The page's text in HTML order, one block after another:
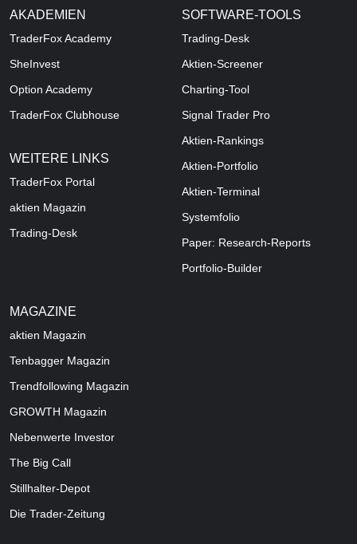
AKADEMIEN
TraderFox Academy
SheInvest
Option Academy
TraderFox Clubhouse
WEITERE LINKS
TraderFox Portal
aktien Magazin
Trading-Desk
SOFTWARE-TOOLS
Trading-Desk
Aktien-Screener
Charting-Tool
Signal Trader Pro
Aktien-Rankings
Aktien-Portfolio
Aktien-Terminal
Systemfolio
Paper: Research-Reports
Portfolio-Builder
MAGAZINE
aktien Magazin
Tenbagger Magazin
Trendfollowing Magazin
GROWTH Magazin
Nebenwerte Investor
The Big Call
Stillhalter-Depot
Die Trader-Zeitung